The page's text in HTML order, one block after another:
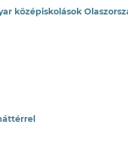
középiskolások